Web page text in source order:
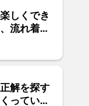
しくでき
流れ着い
く。｜濱
解を探す
ってい